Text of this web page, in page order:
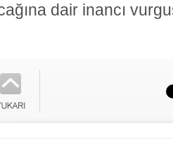
dair inancı